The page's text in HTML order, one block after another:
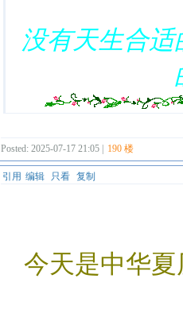
没有天生合
Posted: 2025-07-17 21:05 | 190 楼
引用 编辑 只看 复制
今天是中华